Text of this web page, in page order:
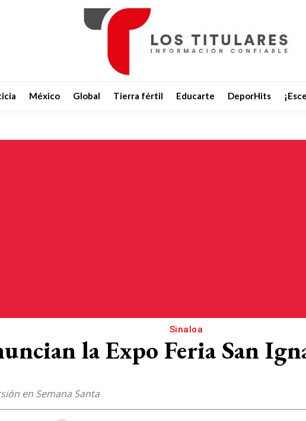
México Global Tierra fértil Educarte DeporHits
Sinaloa
la Expo Feria San
en Semana Santa